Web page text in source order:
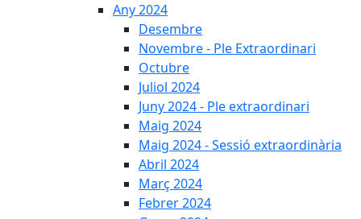
Any 2024
Desembre
Novembre - Ple Extraordinari
Octubre
Juliol 2024
Juny 2024 - Ple extraordinari
Maig 2024
Maig 2024 - Sessió extraordinària
Abril 2024
Març 2024
Febrer 2024